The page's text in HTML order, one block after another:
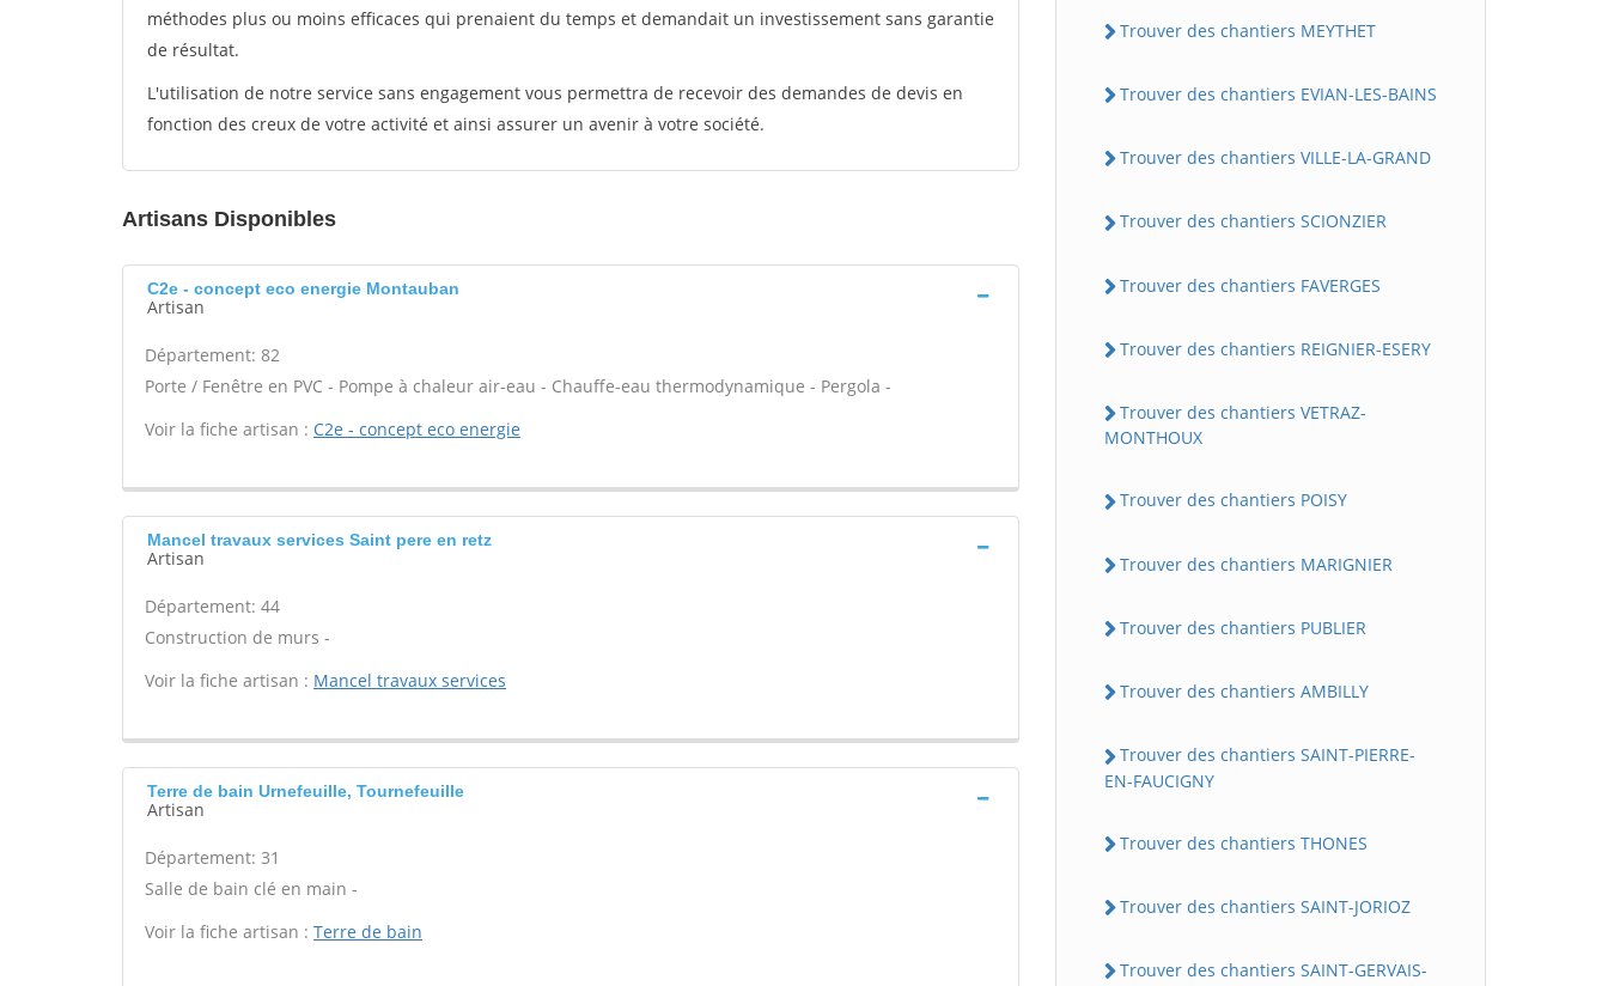
méthodes plus ou moins efficaces qui prenaient du temps et demandait un investissement sans garantie
de résultat.
L'utilisation de notre service sans engagement vous permettra de recevoir des demandes de devis en
fonction des creux de votre activité et ainsi assurer un avenir à votre société.
Artisans Disponibles
C2e - concept eco energie Montauban
Artisan
Département: 82
Porte / Fenêtre en PVC - Pompe à chaleur air-eau - Chauffe-eau thermodynamique - Pergola -
Voir la fiche artisan : C2e - concept eco energie
Mancel travaux services Saint pere en retz
Artisan
Département: 44
Construction de murs -
Voir la fiche artisan : Mancel travaux services
Terre de bain Urnefeuille, Tournefeuille
Artisan
Département: 31
Salle de bain clé en main -
Voir la fiche artisan : Terre de bain
Trouver des chantiers MEYTHET
Trouver des chantiers EVIAN-LES-BAINS
Trouver des chantiers VILLE-LA-GRAND
Trouver des chantiers SCIONZIER
Trouver des chantiers FAVERGES
Trouver des chantiers REIGNIER-ESERY
Trouver des chantiers VETRAZ-
MONTHOUX
Trouver des chantiers POISY
Trouver des chantiers MARIGNIER
Trouver des chantiers PUBLIER
Trouver des chantiers AMBILLY
Trouver des chantiers SAINT-PIERRE-
EN-FAUCIGNY
Trouver des chantiers THONES
Trouver des chantiers SAINT-JORIOZ
Trouver des chantiers SAINT-GERVAIS-